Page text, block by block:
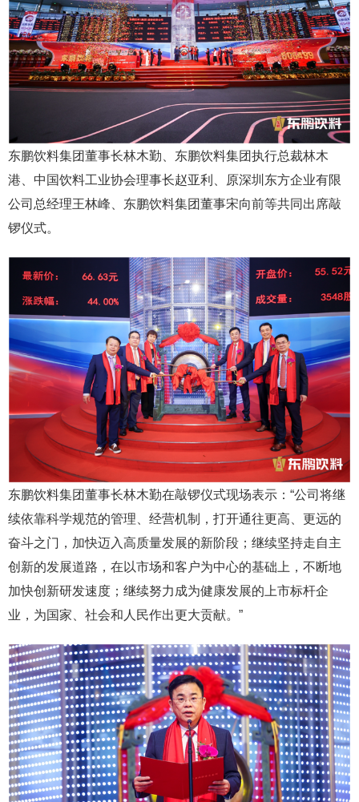
东鹏饮料集团董事长林木勤、东鹏饮料集团执行总裁林木
港、中国饮料工业协会理事长赵亚利、原深圳东方企业有限
公司总经理王林峰、东鹏饮料集团董事宋向前等共同出席敲
锣仪式。
东鹏饮料集团董事长林木勤在敲锣仪式现场表示：“公司将继
续依靠科学规范的管理、经营机制，打开通往更高、更远的
奋斗之门，加快迈入高质量发展的新阶段；继续坚持走自主
创新的发展道路，在以市场和客户为中心的基础上，不断地
加快创新研发速度；继续努力成为健康发展的上市标杆企
业，为国家、社会和人民作出更大贡献。”